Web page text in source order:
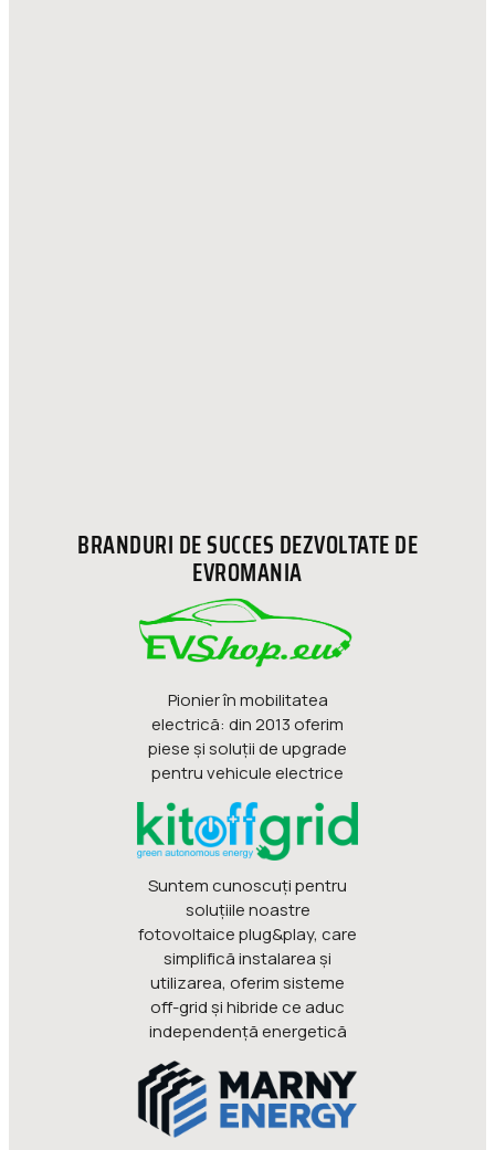
BRANDURI DE SUCCES DEZVOLTATE DE
EVROMANIA
Pionier în mobilitatea
electrică: din 2013 oferim
piese şi soluţii de upgrade
pentru vehicule electrice
Suntem cunoscuți pentru
soluțiile noastre
fotovoltaice plug&play, care
simplifică instalarea și
utilizarea, oferim sisteme
off-grid și hibride ce aduc
independență energetică